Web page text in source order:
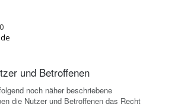
und Betroffenen
noch näher beschriebene
die Nutzer und Betroffenen das Recht